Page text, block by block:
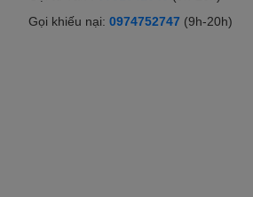
Gọi khiếu nại: 0974752747 (9h-20h)